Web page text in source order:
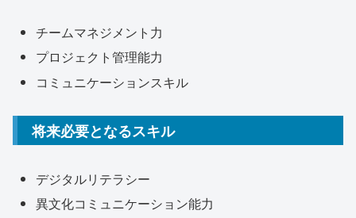
チームマネジメント力
プロジェクト管理能力
コミュニケーションスキル
将来必要となるスキル
デジタルリテラシー
異文化コミュニケーション能力